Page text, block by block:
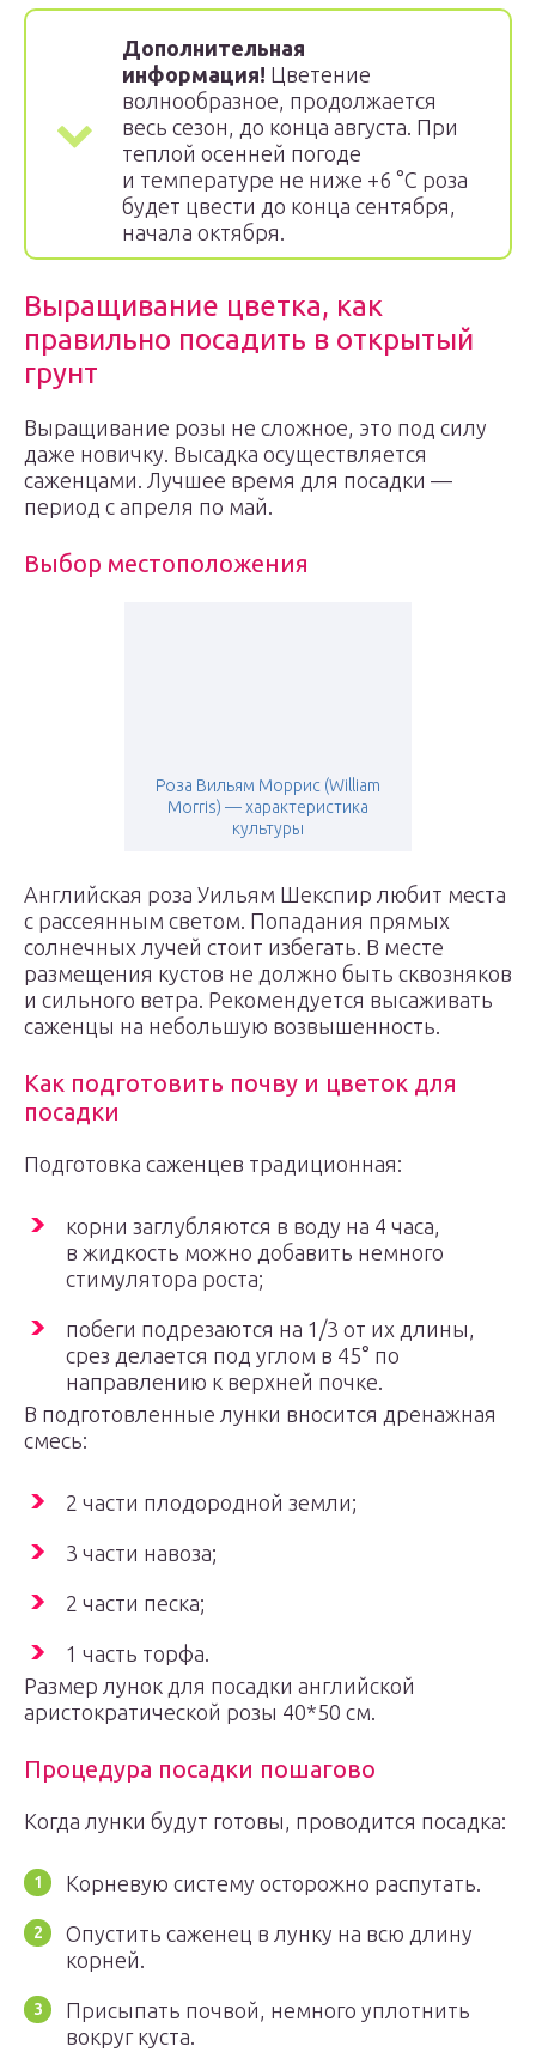
Дополнительная
информация! Цветение
волнообразное, продолжается
весь сезон, до конца августа. При
теплой осенней погоде
и температуре не ниже +6 °С роза
будет цвести до конца сентября,
начала октября.
Выращивание цветка, как
правильно посадить в открытый
грунт
Выращивание розы не сложное, это под силу
даже новичку. Высадка осуществляется
саженцами. Лучшее время для посадки —
период с апреля по май.
Выбор местоположения
Роза Вильям Моррис (William
Morris) — характеристика
культуры
Английская роза Уильям Шекспир любит места
с рассеянным светом. Попадания прямых
солнечных лучей стоит избегать. В месте
размещения кустов не должно быть сквозняков
и сильного ветра. Рекомендуется высаживать
саженцы на небольшую возвышенность.
Как подготовить почву и цветок для
посадки
Подготовка саженцев традиционная:
корни заглубляются в воду на 4 часа,
в жидкость можно добавить немного
стимулятора роста;
побеги подрезаются на 1/3 от их длины,
срез делается под углом в 45° по
направлению к верхней почке.
В подготовленные лунки вносится дренажная
смесь:
2 части плодородной земли;
3 части навоза;
2 части песка;
1 часть торфа.
Размер лунок для посадки английской
аристократической розы 40*50 см.
Процедура посадки пошагово
Когда лунки будут готовы, проводится посадка:
Корневую систему осторожно распутать.
Опустить саженец в лунку на всю длину
корней.
Присыпать почвой, немного уплотнить
вокруг куста.